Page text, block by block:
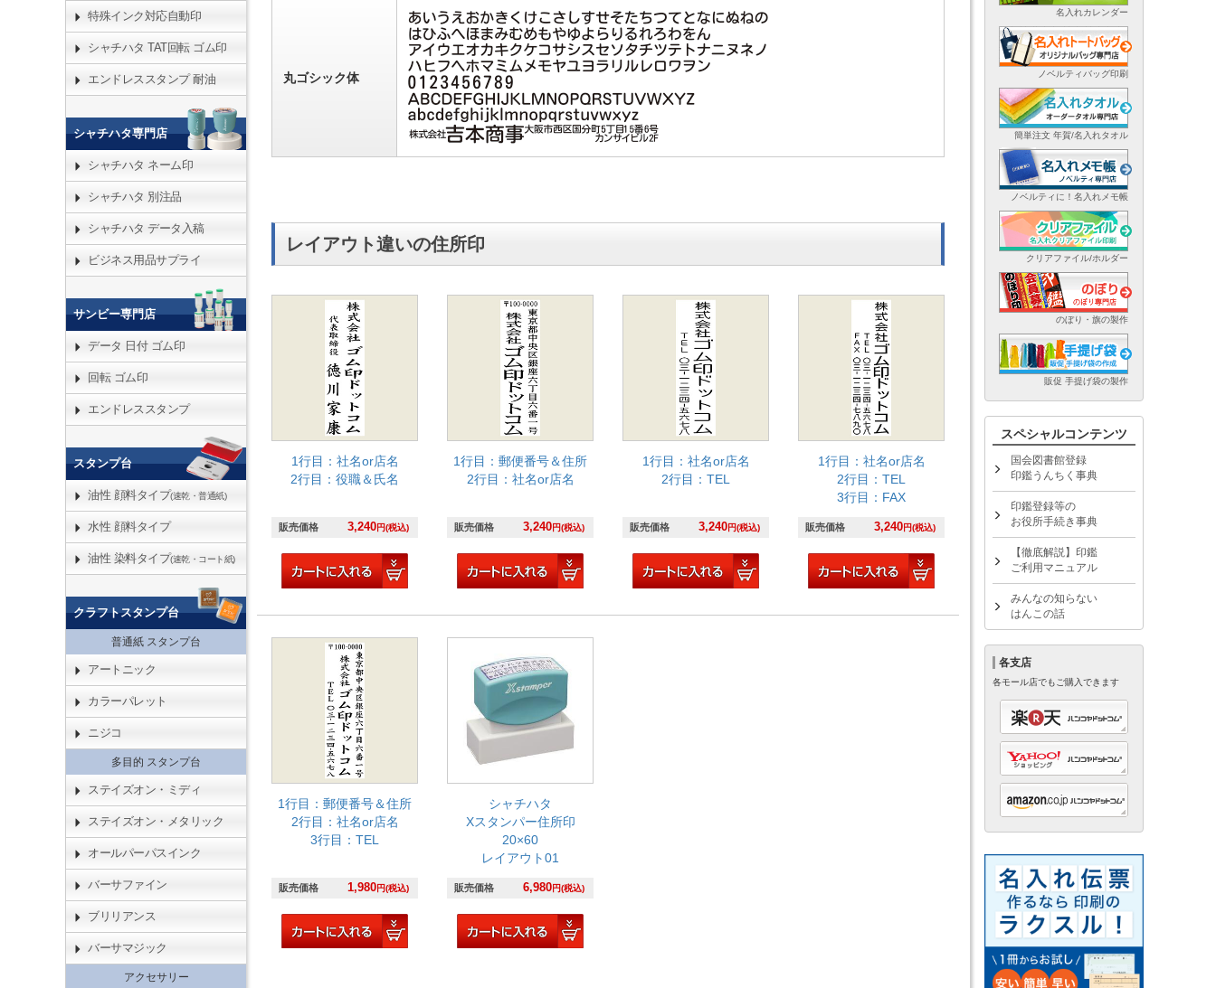
丸ゴシック体
レイアウト違いの住所印
1行目：社名or店名
2行目：役職＆氏名
販売価格 3,240円(税込)
1行目：郵便番号＆住所
2行目：社名or店名
販売価格 3,240円(税込)
1行目：社名or店名
2行目：TEL
販売価格 3,240円(税込)
1行目：社名or店名
2行目：TEL
3行目：FAX
販売価格 3,240円(税込)
1行目：郵便番号＆住所
2行目：社名or店名
3行目：TEL
販売価格 1,980円(税込)
シャチハタ
Xスタンパー住所印
20×60
レイアウト01
販売価格 6,980円(税込)
特殊インク対応自動印
シャチハタ TAT回転 ゴム印
エンドレススタンプ 耐油
シャチハタ専門店
シャチハタ ネーム印
シャチハタ 別注品
シャチハタ データ入稿
ビジネス用品サプライ
サンビー専門店
データ 日付 ゴム印
回転 ゴム印
エンドレススタンプ
スタンプ台
油性 顔料タイプ(速乾・普通紙)
水性 顔料タイプ
油性 染料タイプ(速乾・コート紙)
クラフトスタンプ台
普通紙 スタンプ台
アートニック
カラーパレット
ニジコ
多目的 スタンプ台
ステイズオン・ミディ
ステイズオン・メタリック
オールパーパスインク
バーサファイン
ブリリアンス
バーサマジック
アクセサリー
名入れカレンダー
ノベルティバッグ印刷
簡単注文 年賀/名入れタオル
ノベルティに！名入れメモ帳
クリアファイル/ホルダー
のぼり・旗の製作
販促 手提げ袋の製作
スペシャルコンテンツ
国会図書館登録
印鑑うんちく事典
印鑑登録等の
お役所手続き事典
【徹底解説】印鑑
ご利用マニュアル
みんなの知らない
はんこの話
各支店
各モール店でもご購入できます